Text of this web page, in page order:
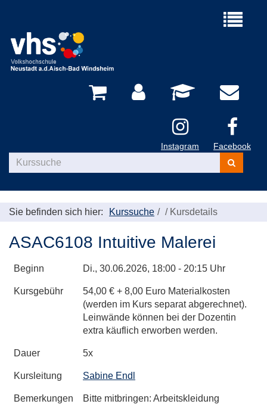
Menü
Instagram Facebook
Kurse
suchen
Sie befinden sich hier: Kurssuche / Kursdetails
ASAC6108 Intuitive Malerei
Beginn Di., 30.06.2026, 18:00 - 20:15 Uhr
Kursgebühr
54,00 € + 8,00 Euro Materialkosten
(werden im Kurs separat abgerechnet).
Leinwände können bei der Dozentin
extra käuflich erworben werden.
Dauer 5x
Kursleitung Sabine Endl
Bemerkungen Bitte mitbringen: Arbeitskleidung